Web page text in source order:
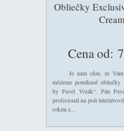
Obliečky
Cena od:
Je nám cťou, že Vám
môžeme ponúknuť obliečky
by Pavel Vrzák“. Pán
profesionál na poli
rokmi z...